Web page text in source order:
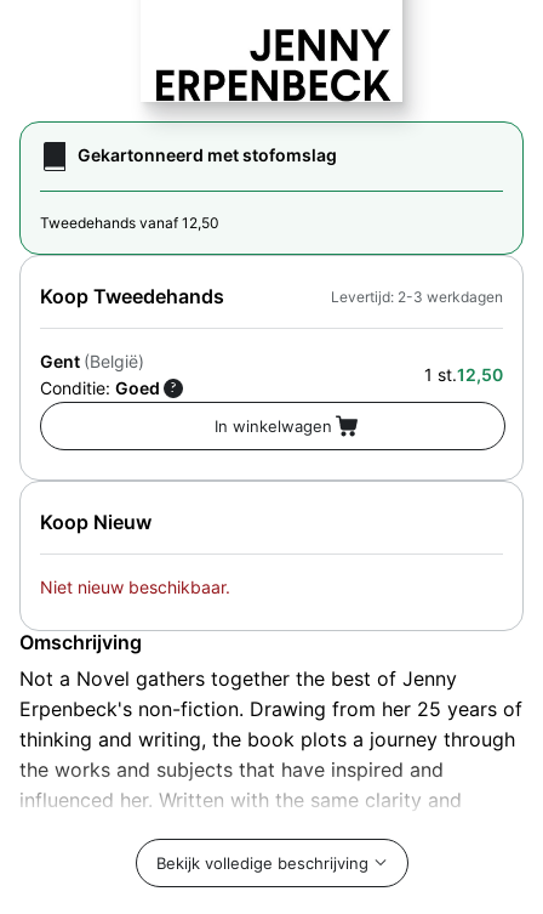
Gekartonneerd met stofomslag
Tweedehands vanaf 12,50
Koop Tweedehands
Gent (België)
Conditie: Goed ?
1 st.12,50
Levertijd: 2-3 werkdagen
Koop Nieuw
Niet nieuw beschikbaar.
Omschrijving
Not a Novel gathers together the best of Jenny
Erpenbeck's non-fiction. Drawing from her 25 years of
thinking and writing, the book plots a journey through
the works and subjects that have inspired and
influenced her. Written with the same clarity and
from literary criticism and reflections on Germany's
history, to the autobiographical essays where
Bekijk volledige beschrijving